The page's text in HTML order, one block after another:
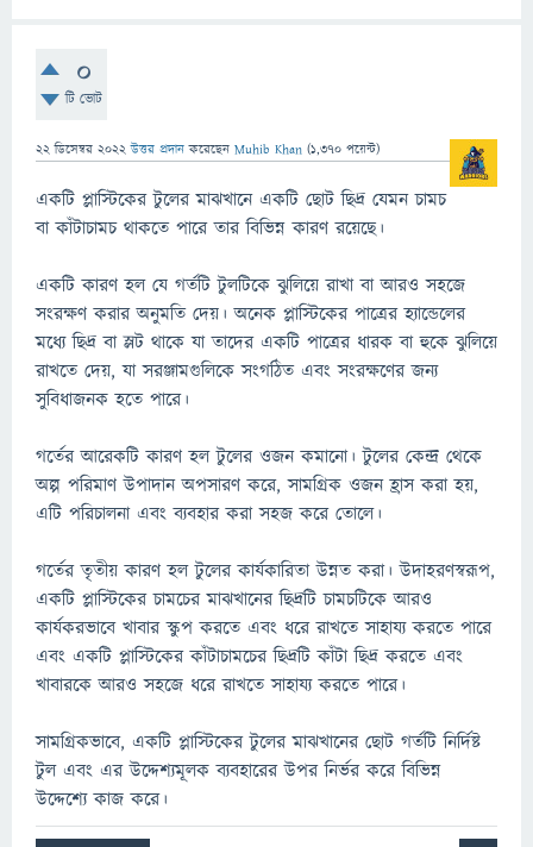
0
টি ভোট
22 ডিসেম্বর 2022 উত্তর প্রদান করেছেন Muhib Khan (1,370 পয়েন্ট)
একটি প্লাস্টিকের টুলের মাঝখানে একটি ছোট ছিদ্র যেমন চামচ
বা কাঁটাচামচ থাকতে পারে তার বিভিন্ন কারণ রয়েছে।
একটি কারণ হল যে গর্তটি টুলটিকে ঝুলিয়ে রাখা বা আরও সহজে
সংরক্ষণ করার অনুমতি দেয়। অনেক প্লাস্টিকের পাত্রের হ্যান্ডেলের
মধ্যে ছিদ্র বা স্লট থাকে যা তাদের একটি পাত্রের ধারক বা হুকে ঝুলিয়ে
রাখতে দেয়, যা সরঞ্জামগুলিকে সংগঠিত এবং সংরক্ষণের জন্য
সুবিধাজনক হতে পারে।
গর্তের আরেকটি কারণ হল টুলের ওজন কমানো। টুলের কেন্দ্র থেকে
অল্প পরিমাণ উপাদান অপসারণ করে, সামগ্রিক ওজন হ্রাস করা হয়,
এটি পরিচালনা এবং ব্যবহার করা সহজ করে তোলে।
গর্তের তৃতীয় কারণ হল টুলের কার্যকারিতা উন্নত করা। উদাহরণস্বরূপ,
একটি প্লাস্টিকের চামচের মাঝখানের ছিদ্রটি চামচটিকে আরও
কার্যকরভাবে খাবার স্কুপ করতে এবং ধরে রাখতে সাহায্য করতে পারে
এবং একটি প্লাস্টিকের কাঁটাচামচের ছিদ্রটি কাঁটা ছিদ্র করতে এবং
খাবারকে আরও সহজে ধরে রাখতে সাহায্য করতে পারে।
সামগ্রিকভাবে, একটি প্লাস্টিকের টুলের মাঝখানের ছোট গর্তটি নির্দিষ্ট
টুল এবং এর উদ্দেশ্যমূলক ব্যবহারের উপর নির্ভর করে বিভিন্ন
উদ্দেশ্যে কাজ করে।